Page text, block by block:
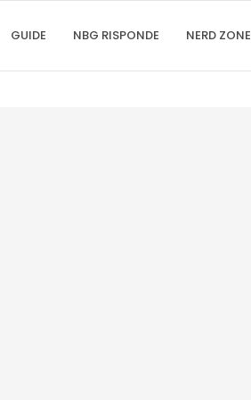
GUIDE NBG RISPONDE NERD ZONE